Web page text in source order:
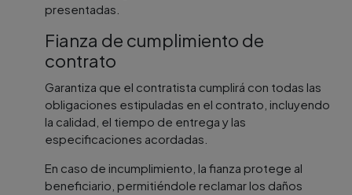
presentadas.
Fianza de cumplimiento de
contrato
Garantiza que el contratista cumplirá con todas las
obligaciones estipuladas en el contrato, incluyendo
la calidad, el tiempo de entrega y las
especificaciones acordadas.
En caso de incumplimiento, la fianza protege al
beneficiario, permitiéndole reclamar los daños